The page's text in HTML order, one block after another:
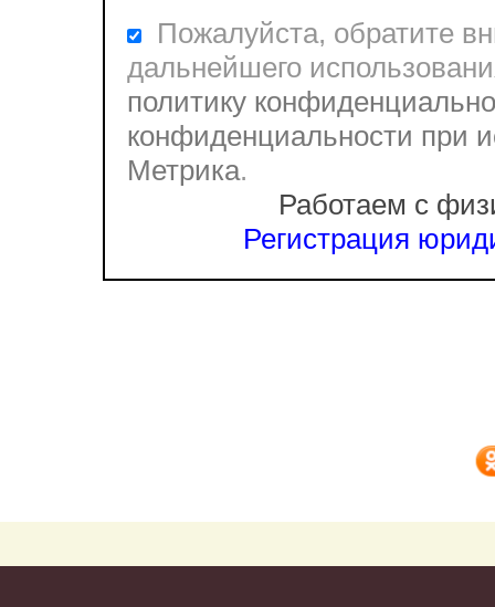
Пожалуйста, обратите
дальнейшего
политику
конфиденциальности при
Метрика.
Работаем с
Регистрация